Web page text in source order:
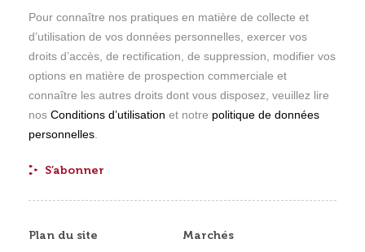
Plan du site Marchés
Pour connaître nos pratiques en matière de collecte et
d’utilisation de vos données personnelles, exercer vos
droits d’accès, de rectification, de suppression, modifier vos
options en matière de prospection commerciale et
connaître les autres droits dont vous disposez, veuillez lire
nos Conditions d’utilisation et notre politique de données
personnelles.